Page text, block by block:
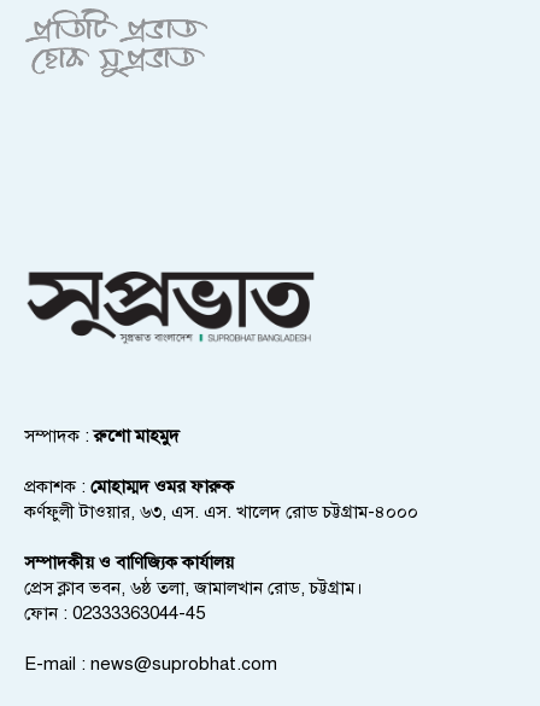
সম্পাদক :রুশো মাহমুদ
প্রকাশক : মোহাম্মদ ওমর ফারুক
কর্ণফুলী টাওয়ার, ৬৩, এস. এস. খালেদ রোড চট্টগ্রাম-৪০০০
সম্পাদকীয় ও বাণিজ্যিক কার্যালয়
প্রেস ক্লাব ভবন, ৬ষ্ঠ তলা, জামালখান রোড, চট্টগ্রাম।
ফোন : 02333363044-45
E-mail : news@suprobhat.com